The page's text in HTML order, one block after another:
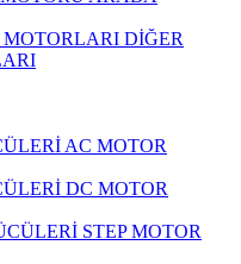
DİĞER
AC MOTOR
DC MOTOR
STEP MOTOR